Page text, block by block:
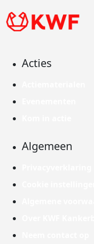
Acties
Algemeen